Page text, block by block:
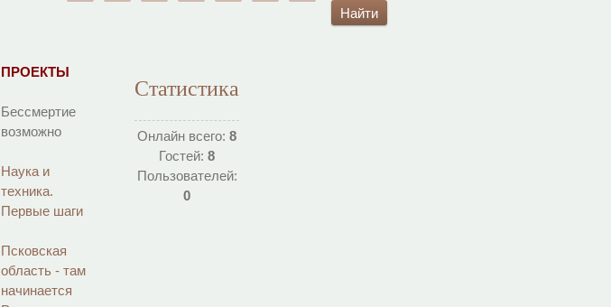
ПРОЕКТЫ
Бессмертие
возможно
Наука и
техника.
Первые шаги
Псковская
область - там
начинается
Статистика
Онлайн всего:8
Гостей:8
Пользователей:
0